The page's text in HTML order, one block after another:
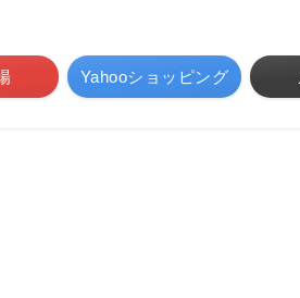
Yahooショッピング